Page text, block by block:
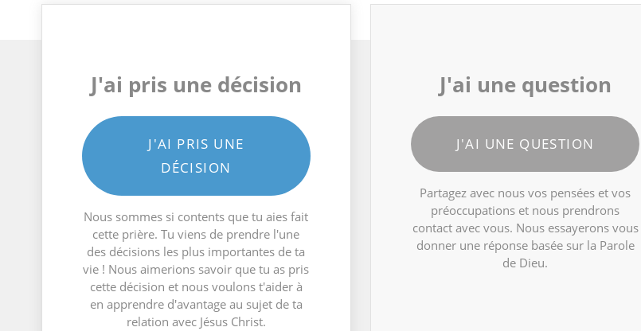
J'ai pris une décision
J'AI PRIS UNE
DÉCISION
Nous sommes si contents que tu aies fait
cette prière. Tu viens de prendre l'une
des décisions les plus importantes de ta
vie ! Nous aimerions savoir que tu as pris
cette décision et nous voulons t'aider à
en apprendre d'avantage au sujet de ta
relation avec Jésus Christ.
J'ai une question
J'AI UNE QUESTION
Partagez avec nous vos pensées et vos
préoccupations et nous prendrons
contact avec vous. Nous essayerons vous
donner une réponse basée sur la Parole
de Dieu.